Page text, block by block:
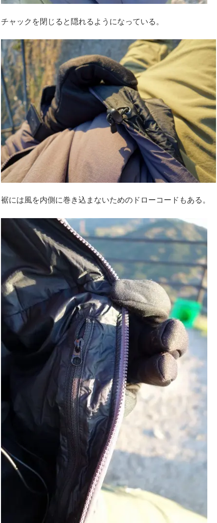
チャックを閉じると隠れるようになっている。
裾には風を内側に巻き込まないためのドローコードもある。